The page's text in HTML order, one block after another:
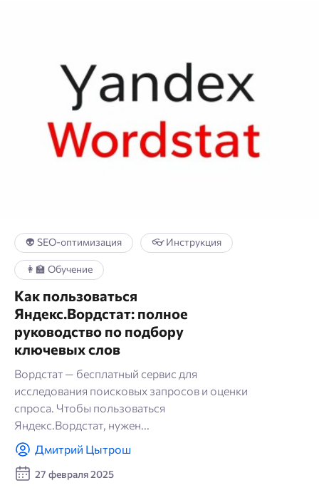
👽 SEO-оптимизация 👓 Инструкция
👩‍🏫 Обучение
Как пользоваться
Яндекс.Вордстат: полное
руководство по подбору
ключевых слов
Вордстат — бесплатный сервис для
исследования поисковых запросов и оценки
спроса. Чтобы пользоваться
Яндекс.Вордстат, нужен...
Дмитрий Цытрош
27 февраля 2025